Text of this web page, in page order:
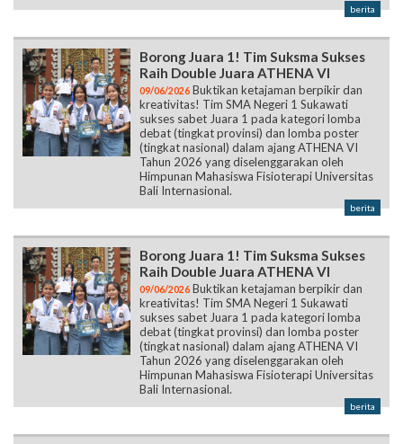
berita
Borong Juara 1! Tim Suksma Sukses
Raih Double Juara ATHENA VI
09/06/2026 Buktikan ketajaman berpikir dan
kreativitas! Tim SMA Negeri 1 Sukawati
sukses sabet Juara 1 pada kategori lomba
debat (tingkat provinsi) dan lomba poster
(tingkat nasional) dalam ajang ATHENA VI
Tahun 2026 yang diselenggarakan oleh
Himpunan Mahasiswa Fisioterapi Universitas
Bali Internasional.
berita
Borong Juara 1! Tim Suksma Sukses
Raih Double Juara ATHENA VI
09/06/2026 Buktikan ketajaman berpikir dan
kreativitas! Tim SMA Negeri 1 Sukawati
sukses sabet Juara 1 pada kategori lomba
debat (tingkat provinsi) dan lomba poster
(tingkat nasional) dalam ajang ATHENA VI
Tahun 2026 yang diselenggarakan oleh
Himpunan Mahasiswa Fisioterapi Universitas
Bali Internasional.
berita